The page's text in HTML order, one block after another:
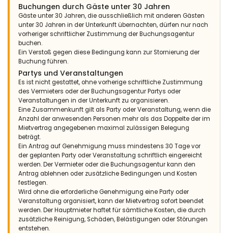
Buchungen durch Gäste unter 30 Jahren
Gäste unter 30 Jahren, die ausschließlich mit anderen Gästen
unter 30 Jahren in der Unterkunft übernachten, dürfen nur nach
vorheriger schriftlicher Zustimmung der Buchungsagentur
buchen.
Ein Verstoß gegen diese Bedingung kann zur Stornierung der
Buchung führen.
Partys und Veranstaltungen
Es ist nicht gestattet, ohne vorherige schriftliche Zustimmung
des Vermieters oder der Buchungsagentur Partys oder
Veranstaltungen in der Unterkunft zu organisieren.
Eine Zusammenkunft gilt als Party oder Veranstaltung, wenn die
Anzahl der anwesenden Personen mehr als das Doppelte der im
Mietvertrag angegebenen maximal zulässigen Belegung
beträgt.
Ein Antrag auf Genehmigung muss mindestens 30 Tage vor
der geplanten Party oder Veranstaltung schriftlich eingereicht
werden. Der Vermieter oder die Buchungsagentur kann den
Antrag ablehnen oder zusätzliche Bedingungen und Kosten
festlegen.
Wird ohne die erforderliche Genehmigung eine Party oder
Veranstaltung organisiert, kann der Mietvertrag sofort beendet
werden. Der Hauptmieter haftet für sämtliche Kosten, die durch
zusätzliche Reinigung, Schäden, Belästigungen oder Störungen
entstehen.